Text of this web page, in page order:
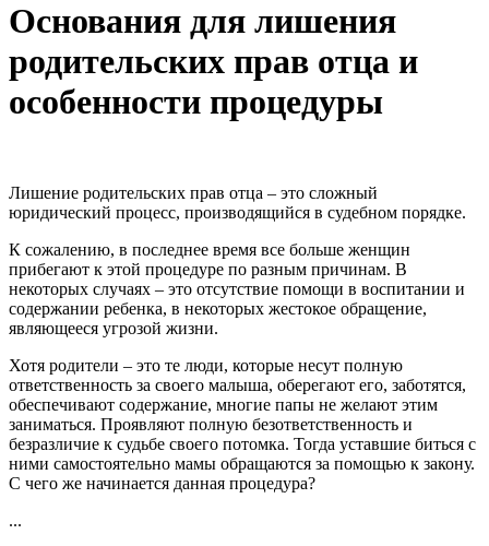
Основания для лишения
родительских прав отца и
особенности процедуры
Лишение родительских прав отца – это сложный
юридический процесс, производящийся в судебном порядке.
К сожалению, в последнее время все больше женщин
прибегают к этой процедуре по разным причинам. В
некоторых случаях – это отсутствие помощи в воспитании и
содержании ребенка, в некоторых жестокое обращение,
являющееся угрозой жизни.
Хотя родители – это те люди, которые несут полную
ответственность за своего малыша, оберегают его, заботятся,
обеспечивают содержание, многие папы не желают этим
заниматься. Проявляют полную безответственность и
безразличие к судьбе своего потомка. Тогда уставшие биться с
ними самостоятельно мамы обращаются за помощью к закону.
С чего же начинается данная процедура?
...